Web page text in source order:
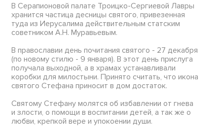
В Серапионовой палате Троицко-Сергиевой Лавры
хранится частица десницы святого, привезенная
туда из Иерусалима действительным статским
советником А.Н. Муравьевым.
В православии день почитания святого - 27 декабря
(по новому стилю - 9 января). В этот день прислуга
получала выходной, а в храмах устанавливали
коробки для милостыни. Принято считать, что икона
святого Стефана приносит в дом достаток.
Святому Стефану молятся об избавлении от гнева
и злости, о помощи в воспитании детей, а так же о
любви, крепкой вере и упокоении души.